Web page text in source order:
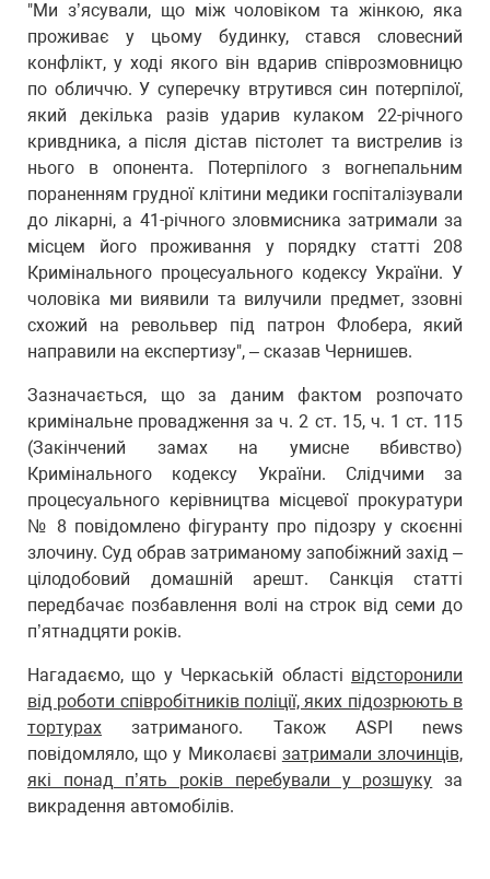
"Ми з’ясували, що між чоловіком та жінкою, яка
проживає у цьому будинку, стався словесний
конфлікт, у ході якого він вдарив співрозмовницю
по обличчю. У суперечку втрутився син потерпілої,
який декілька разів ударив кулаком 22-річного
кривдника, а після дістав пістолет та вистрелив із
нього в опонента. Потерпілого з вогнепальним
пораненням грудної клітини медики госпіталізували
до лікарні, а 41-річного зловмисника затримали за
місцем його проживання у порядку статті 208
Кримінального процесуального кодексу України. У
чоловіка ми виявили та вилучили предмет, ззовні
схожий на револьвер під патрон Флобера, який
направили на експертизу", – сказав Чернишев.
Зазначається, що за даним фактом розпочато
кримінальне провадження за ч. 2 ст. 15, ч. 1 ст. 115
(Закінчений замах на умисне вбивство)
Кримінального кодексу України. Слідчими за
процесуального керівництва місцевої прокуратури
№ 8 повідомлено фігуранту про підозру у скоєнні
злочину. Суд обрав затриманому запобіжний захід –
цілодобовий домашній арешт. Санкція статті
передбачає позбавлення волі на строк від семи до
п’ятнадцяти років.
Нагадаємо, що у Черкаській області відсторонили
від роботи співробітників поліції, яких підозрюють в
тортурах затриманого. Також ASPI news
повідомляло, що у Миколаєві затримали злочинців,
які понад п’ять років перебували у розшуку за
викрадення автомобілів.